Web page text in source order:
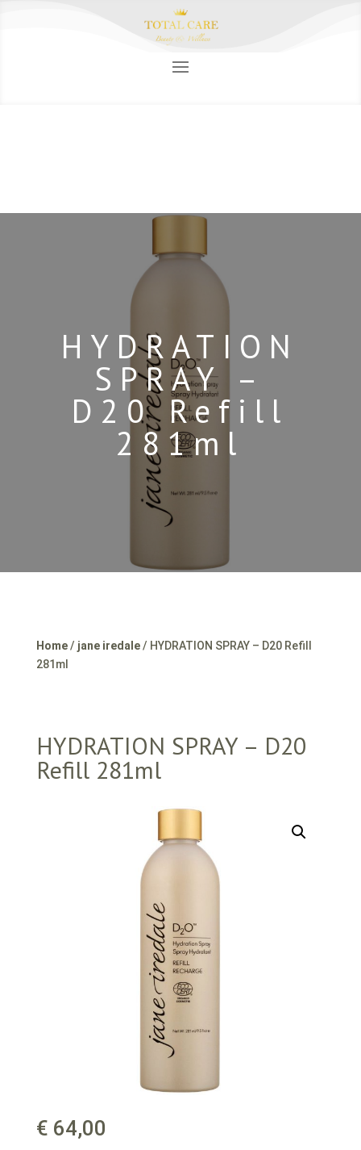
HYDRATION
SPRAY –
D20 Refill
281ml
Home/ jane iredale/ HYDRATION SPRAY – D20 Refill
281ml
HYDRATION SPRAY – D20
Refill 281ml
€ 64,00